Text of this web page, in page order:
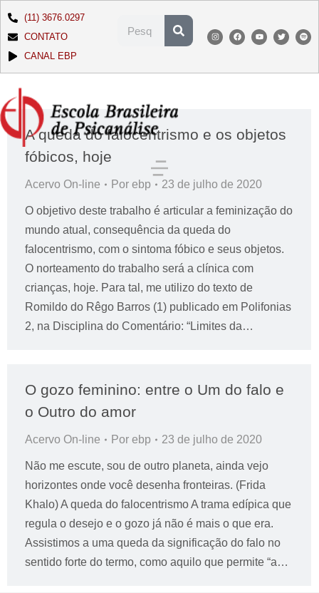
(11) 3676.0297
CONTATO
CANAL EBP
A queda do falocentrismo e os objetos
fóbicos, hoje
Acervo On-line Por ebp 23 de julho de 2020
O objetivo deste trabalho é articular a feminização do
mundo atual, consequência da queda do
falocentrismo, com o sintoma fóbico e seus objetos.
O norteamento do trabalho será a clínica com
crianças, hoje. Para tal, me utilizo do texto de
Romildo do Rêgo Barros (1) publicado em Polifonias
2, na Disciplina do Comentário: “Limites da…
O gozo feminino: entre o Um do falo e
o Outro do amor
Acervo On-line Por ebp 23 de julho de 2020
Não me escute, sou de outro planeta, ainda vejo
horizontes onde você desenha fronteiras. (Frida
Khalo) A queda do falocentrismo A trama edípica que
regula o desejo e o gozo já não é mais o que era.
Assistimos a uma queda da significação do falo no
sentido forte do termo, como aquilo que permite “a…